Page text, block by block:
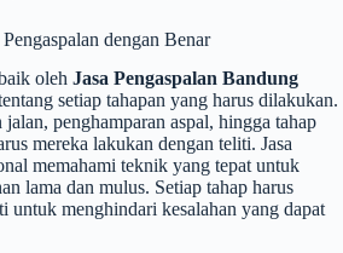
dengan Benar
oleh Jasa Pengaspalan Bandung
setiap tahapan yang harus dilakukan.
penghamparan aspal, hingga tahap
mereka lakukan dengan teliti. Jasa
memahami teknik yang tepat untuk
lama dan mulus. Setiap tahap harus
untuk menghindari kesalahan yang dapat